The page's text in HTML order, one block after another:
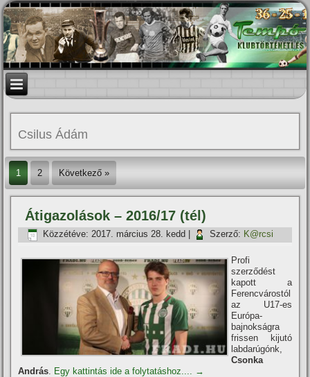
Csilus Ádám
1 2 Következő »
Átigazolások – 2016/17 (tél)
Közzétéve: 2017. március 28. kedd Szerző: K@rcsi
Profi
szerződést
kapott a
Ferencvárostól
az U17-es
Európa-
bajnokságra
frissen kijutó
labdarúgónk,
Csonka
András. Egy kattintás ide a folytatáshoz.... →